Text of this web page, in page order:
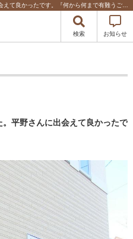
検索 お知らせ
平野さんに出会えて良かったで